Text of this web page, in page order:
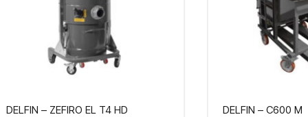
DELFIN – ZEFIRO EL T4 HD DELFIN – C600 M